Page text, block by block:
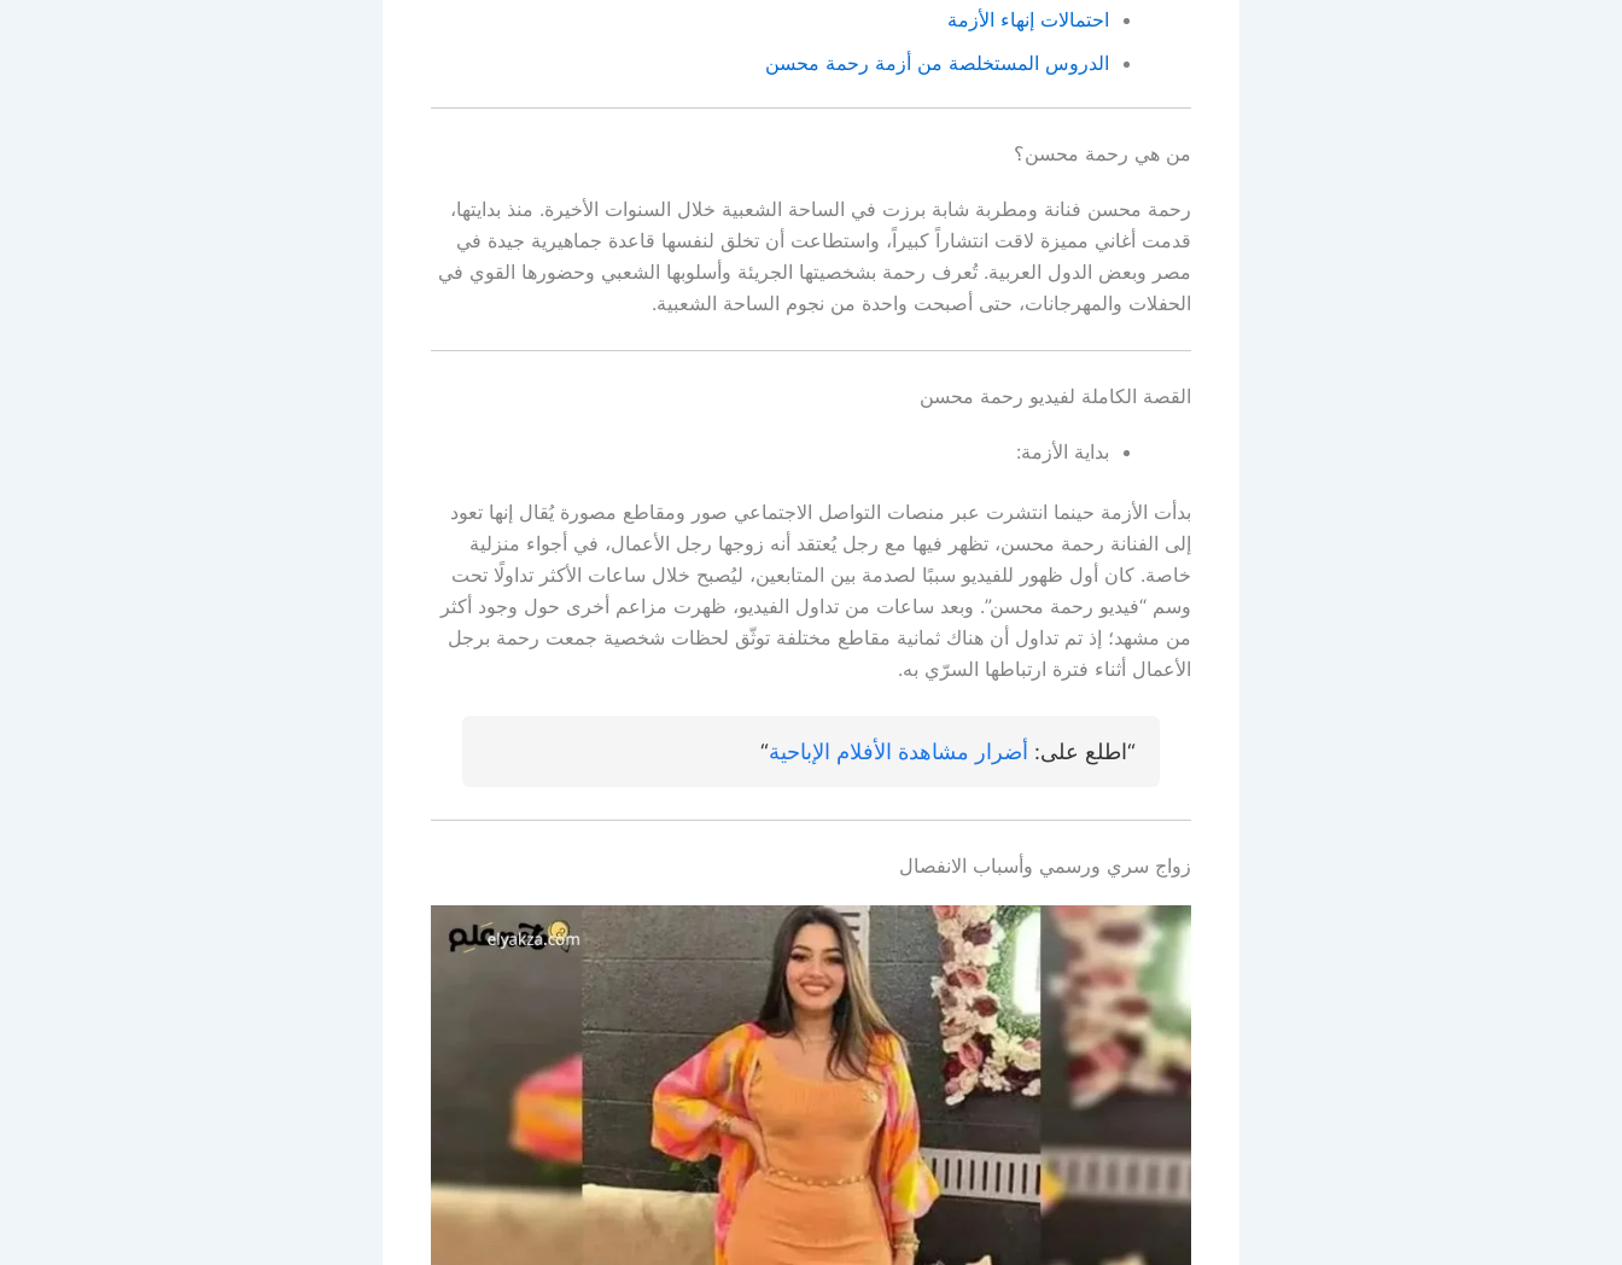
احتمالات إنهاء الأزمة
الدروس المستخلصة من أزمة رحمة محسن
من هي رحمة محسن؟
رحمة محسن فنانة ومطربة شابة برزت في الساحة الشعبية خلال السنوات الأخيرة. منذ بدايتها،
قدمت أغاني مميزة لاقت انتشاراً كبيراً، واستطاعت أن تخلق لنفسها قاعدة جماهيرية جيدة في
مصر وبعض الدول العربية. تُعرف رحمة بشخصيتها الجريئة وأسلوبها الشعبي وحضورها القوي في
الحفلات والمهرجانات، حتى أصبحت واحدة من نجوم الساحة الشعبية.​
القصة الكاملة لفيديو رحمة محسن
بداية الأزمة:
بدأت الأزمة حينما انتشرت عبر منصات التواصل الاجتماعي صور ومقاطع مصورة يُقال إنها تعود
إلى الفنانة رحمة محسن، تظهر فيها مع رجل يُعتقد أنه زوجها رجل الأعمال، في أجواء منزلية
خاصة. كان أول ظهور للفيديو سببًا لصدمة بين المتابعين، ليُصبح خلال ساعات الأكثر تداولًا تحت
وسم “فيديو رحمة محسن”.​ وبعد ساعات من تداول الفيديو، ظهرت مزاعم أخرى حول وجود أكثر
من مشهد؛ إذ تم تداول أن هناك ثمانية مقاطع مختلفة توثّق لحظات شخصية جمعت رحمة برجل
الأعمال أثناء فترة ارتباطها السرّي به.
“اطلع على: أضرار مشاهدة الأفلام الإباحية“
زواج سري ورسمي وأسباب الانفصال